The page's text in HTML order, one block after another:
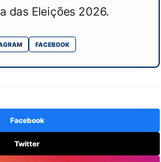
das Eleições 2026.
FACEBOOK
Facebook
Twitter